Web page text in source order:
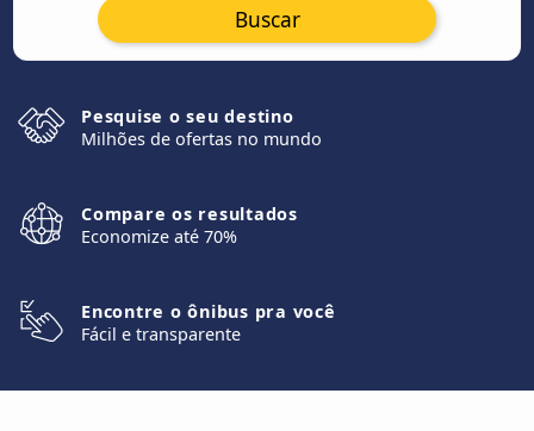
Buscar
Pesquise o seu destino
Milhões de ofertas no mundo
Compare os resultados
Economize até 70%
Encontre o ônibus pra você
Fácil e transparente